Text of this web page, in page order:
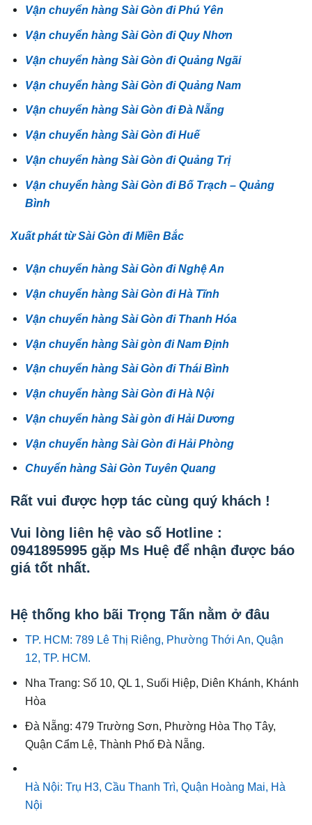
Vận chuyển hàng Sài Gòn đi Phú Yên
Vận chuyển hàng Sài Gòn đi Quy Nhơn
Vận chuyển hàng Sài Gòn đi Quảng Ngãi
Vận chuyển hàng Sài Gòn đi Quảng Nam
Vận chuyển hàng Sài Gòn đi Đà Nẵng
Vận chuyển hàng Sài Gòn đi Huế
Vận chuyển hàng Sài Gòn đi Quảng Trị
Vận chuyển hàng Sài Gòn đi Bố Trạch – Quảng
Bình
Xuất phát từ Sài Gòn đi Miền Bắc
Vận chuyển hàng Sài Gòn đi Nghệ An
Vận chuyển hàng Sài Gòn đi Hà Tĩnh
Vận chuyển hàng Sài Gòn đi Thanh Hóa
Vận chuyển hàng Sài gòn đi Nam Định
Vận chuyển hàng Sài Gòn đi Thái Bình
Vận chuyển hàng Sài Gòn đi Hà Nội
Vận chuyển hàng Sài gòn đi Hải Dương
Vận chuyển hàng Sài Gòn đi Hải Phòng
Chuyển hàng Sài Gòn Tuyên Quang
Rất vui được hợp tác cùng quý khách !
Vui lòng liên hệ vào số Hotline :
0941895995 gặp Ms Huệ để nhận được báo
giá tốt nhất.
Hệ thống kho bãi Trọng Tấn nằm ở đâu
TP. HCM: 789 Lê Thị Riêng, Phường Thới An, Quận
12, TP. HCM.
Nha Trang: Số 10, QL 1, Suối Hiệp, Diên Khánh, Khánh
Hòa
Đà Nẵng: 479 Trường Sơn, Phường Hòa Thọ Tây,
Quận Cẩm Lệ, Thành Phố Đà Nẵng.
Hà Nội: Trụ H3, Cầu Thanh Trì, Quận Hoàng Mai, Hà
Nội